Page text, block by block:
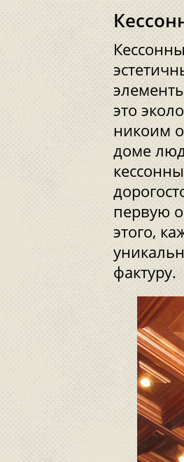
это
никоим
доме
первую
этого,
фактуру.